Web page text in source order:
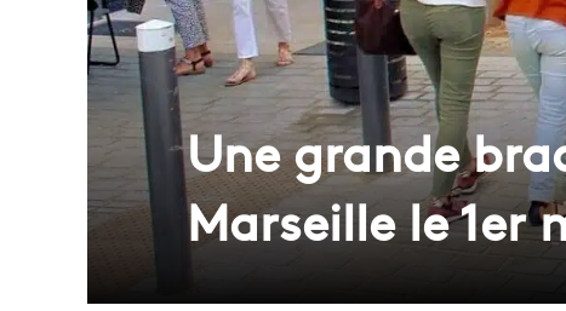
Une grande
Marseille le 1er